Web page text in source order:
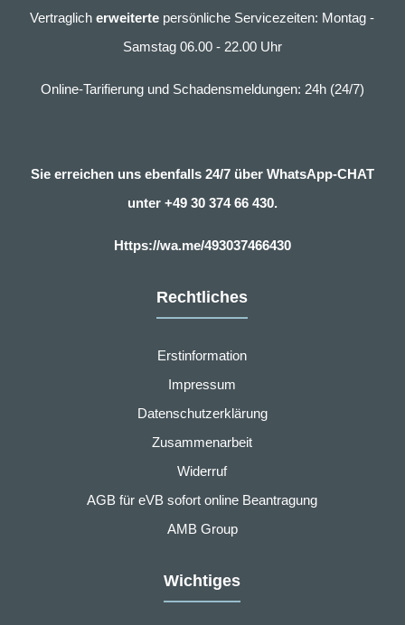
Vertraglicherweiterte persönliche Servicezeiten: Montag -
Samstag 06.00 - 22.00 Uhr
Online-Tarifierung und Schadensmeldungen: 24h (24/7)
Sie erreichen uns ebenfalls 24/7 über WhatsApp-CHAT
unter +49 30 374 66 430.
Https://wa.me/493037466430
Rechtliches
Erstinformation
Impressum
Datenschutzerklärung
Zusammenarbeit
Widerruf
AGB für eVB sofort online Beantragung
AMB Group
Wichtiges